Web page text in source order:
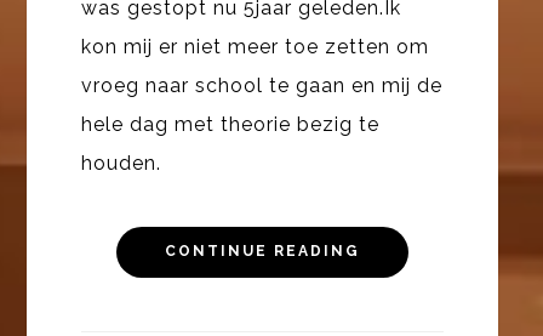
was gestopt nu 5jaar geleden.Ik
kon mij er niet meer toe zetten om
vroeg naar school te gaan en mij de
hele dag met theorie bezig te
houden.
CONTINUE READING